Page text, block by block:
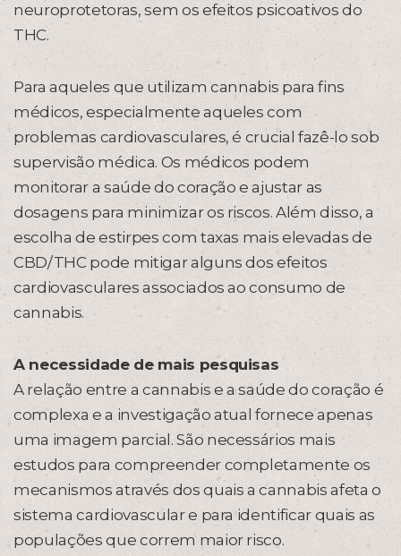
neuroprotetoras, sem os efeitos psicoativos do
THC.
Para aqueles que utilizam cannabis para fins
médicos, especialmente aqueles com
problemas cardiovasculares, é crucial fazê-lo sob
supervisão médica. Os médicos podem
monitorar a saúde do coração e ajustar as
dosagens para minimizar os riscos. Além disso, a
escolha de estirpes com taxas mais elevadas de
CBD/THC pode mitigar alguns dos efeitos
cardiovasculares associados ao consumo de
cannabis.
A necessidade de mais pesquisas
A relação entre a cannabis e a saúde do coração é
complexa e a investigação atual fornece apenas
uma imagem parcial. São necessários mais
estudos para compreender completamente os
mecanismos através dos quais a cannabis afeta o
sistema cardiovascular e para identificar quais as
populações que correm maior risco.